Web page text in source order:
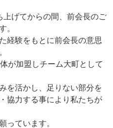
げてからの間、前会長のご
。
経験をもとに前会長の意思
が加盟しチーム大町として
を活かし、足りない部分を
協力する事により私たちが
っています。